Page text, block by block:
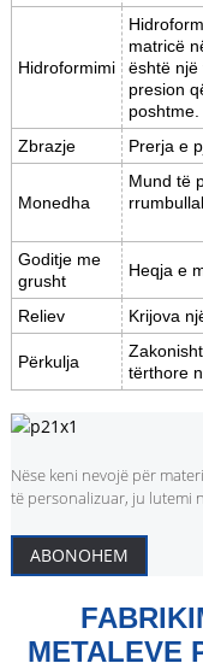
Hidroformimi
matricë
është një
presion
poshtme.
Zbrazje
Prerja e
Monedha
Mund të
Goditje me
grusht
Heqja e
Reliev Krijova
Përkulja
tërthore
Nëse keni nevojë për
të personalizuar, ju lutemi
ABONOHEM
METALEVE